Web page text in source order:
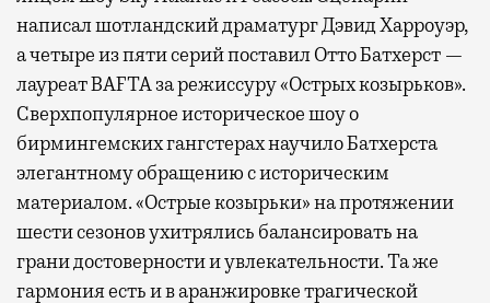
написал шотландский драматург Дэвид Харроуэр,
а четыре из пяти серий поставил Отто Батхерст —
лауреат BAFTA за режиссуру «Острых козырьков».
Сверхпопулярное историческое шоу о
бирмингемских гангстерах научило Батхерста
элегантному обращению с историческим
материалом. «Острые козырьки» на протяжении
шести сезонов ухитрялись балансировать на
грани достоверности и увлекательности. Та же
гармония есть и в аранжировке трагической